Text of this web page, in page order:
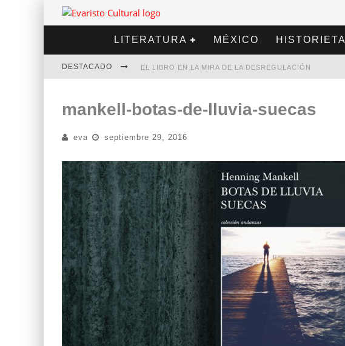
LITERATURA MÉXICO HISTORIETA
DESTACADO EL LIBRO EN LA MIRA DE LA DESREGULACIÓN
DIEGO MERET | HOTEL ACAPULCO
ALEJANDRA CORREA | LA NIEVE
mankell-botas-de-lluvia-suecas
eva septiembre 29, 2016